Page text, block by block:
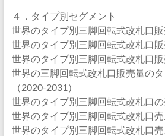
４．タイプ別セグメント
世界のタイプ別三脚回転式改札口販
世界のタイプ別三脚回転式改札口販
世界のタイプ別三脚回転式改札口販
世界の三脚回転式改札口販売量の
（2020-2031）
世界のタイプ別三脚回転式改札口の
世界のタイプ別三脚回転式改札口売
世界のタイプ別三脚回転式改札口売